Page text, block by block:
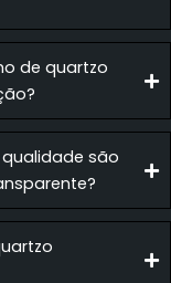
de quartzo
são